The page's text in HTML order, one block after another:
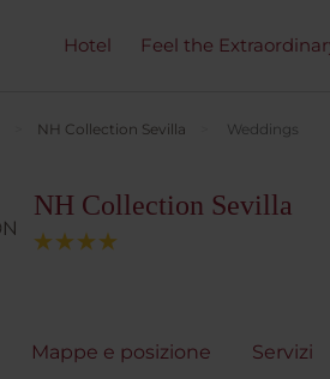
Hotel Feel the
NH Collection Sevilla Weddings
NH Collection Sevilla
Mappe e posizione Servizi